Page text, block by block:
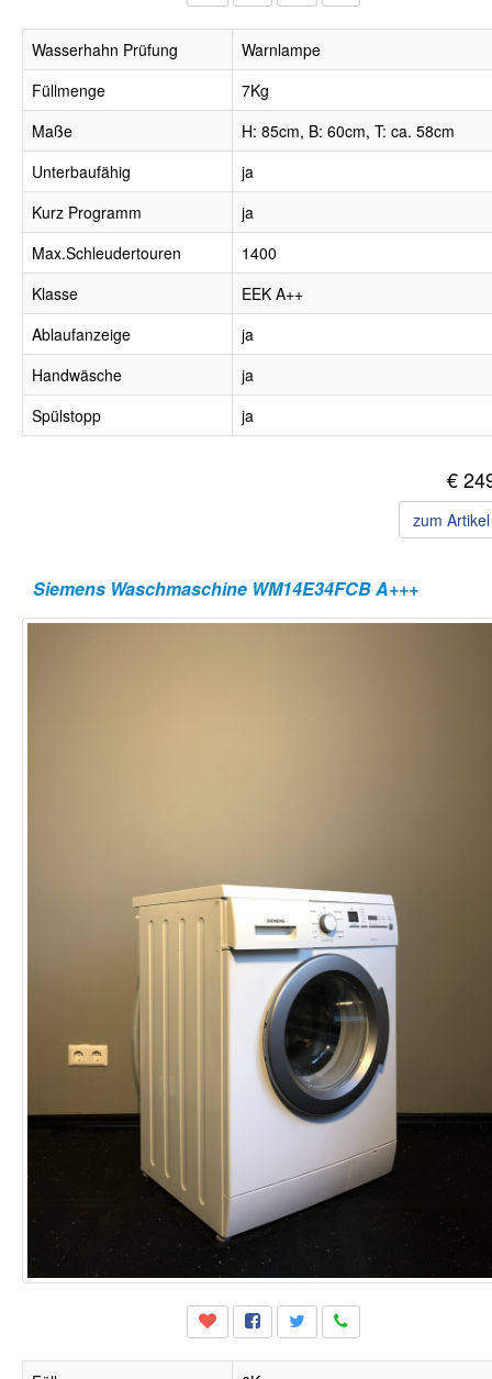
Wasserhahn Prüfung
Warnlampe
Füllmenge
7Kg
Maße
H: 85cm, B: 60cm, T: ca. 58cm
Unterbaufähig
ja
Kurz Programm
ja
Max.Schleudertouren
1400
Klasse
EEK A++
Ablaufanzeige
ja
Handwäsche
ja
Spülstopp
ja
€
zum
Siemens Waschmaschine WM14E34FCB A+++